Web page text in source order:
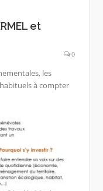
et
0
les
à compter